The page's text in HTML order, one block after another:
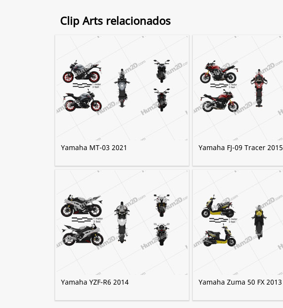
Clip Arts relacionados
Yamaha MT-03 2021 Yamaha FJ-09 Tracer 2015
Yamaha YZF-R6 2014 Yamaha Zuma 50 FX 2013